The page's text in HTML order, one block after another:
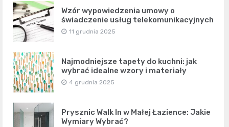
Wzór wypowiedzenia umowy o
świadczenie usług telekomunikacyjnych
11 grudnia 2025
Najmodniejsze tapety do kuchni: jak
wybrać idealne wzory i materiały
4 grudnia 2025
Prysznic Walk In w Małej Łazience: Jakie
Wymiary Wybrać?